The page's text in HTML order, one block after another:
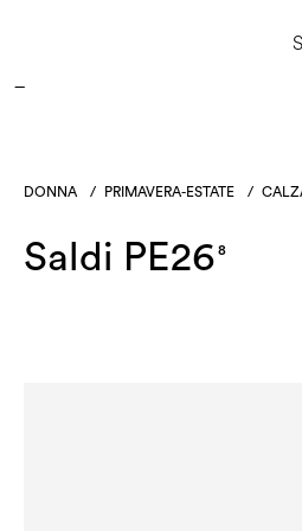
APPROFITTA DEI SALDI E SCOPRI
DONNA / PRIMAVERA-ESTATE /
Saldi PE26 8